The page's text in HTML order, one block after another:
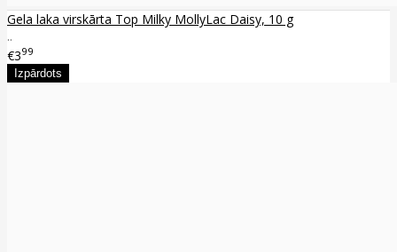
Gela laka virskārta Top Milky MollyLac Daisy, 10 g
..
€399